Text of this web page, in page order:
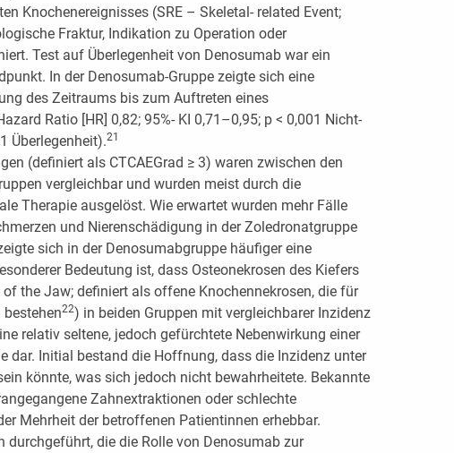
Knochenereignisses (SRE – Skeletal- related Event;
Fraktur, Indikation zu Operation oder
Test auf Überlegenheit von Denosumab war ein
In der Denosumab-Gruppe zeigte sich eine
des Zeitraums bis zum Auftreten eines
Ratio [HR] 0,82; 95%- KI 0,71–0,95; p < 0,001 Nicht-
Überlegenheit).21
(definiert als CTCAEGrad ≥ 3) waren zwischen den
vergleichbar und wurden meist durch die
Therapie ausgelöst. Wie erwartet wurden mehr Fälle
und Nierenschädigung in der Zoledronatgruppe
sich in der Denosumabgruppe häufiger eine
Bedeutung ist, dass Osteonekrosen des Kiefers
the Jaw; definiert als offene Knochennekrosen, die für
22) in beiden Gruppen mit vergleichbarer Inzidenz
relativ seltene, jedoch gefürchtete Nebenwirkung einer
dar. Initial bestand die Hoffnung, dass die Inzidenz unter
könnte, was sich jedoch nicht bewahrheitete. Bekannte
Zahnextraktionen oder schlechte
Mehrheit der betroffenen Patientinnen erhebbar.
durchgeführt, die die Rolle von Denosumab zur